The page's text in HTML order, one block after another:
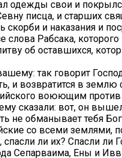
одежды свои и
писца, и старших
скорби и наказания и
Рабсака,
об оставшихся,
так говорит
и возвратится в
воюющим
сказали: вот, он
не обманывает тебя
со всеми землями,
ли их? Спасли ли
Сепарваима, Ены и